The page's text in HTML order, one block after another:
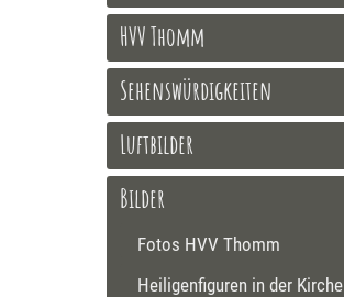
HVV Thomm
Sehenswürdigkeiten
Luftbilder
Bilder
Fotos HVV Thomm
Heiligenfiguren in der Kirche